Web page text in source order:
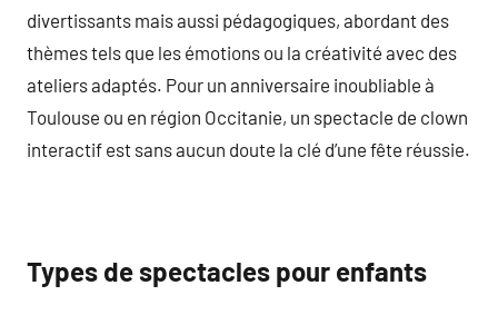
divertissants mais aussi pédagogiques, abordant des
thèmes tels que les émotions ou la créativité avec des
ateliers adaptés. Pour un anniversaire inoubliable à
Toulouse ou en région Occitanie, un spectacle de clown
interactif est sans aucun doute la clé d’une fête réussie.
Types de spectacles pour enfants